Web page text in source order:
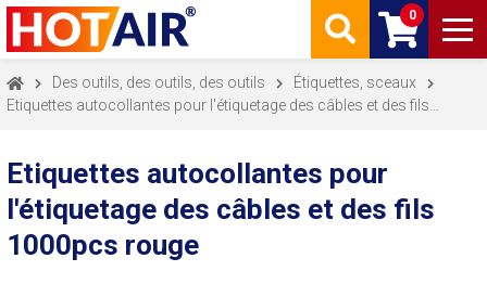
0
Des outils, des outils, des outils
Étiquettes, sceaux
Etiquettes autocollantes pour l'étiquetage des câbles et des fils
Etiquettes autocollantes pour
l'étiquetage des câbles et des fils
1000pcs rouge